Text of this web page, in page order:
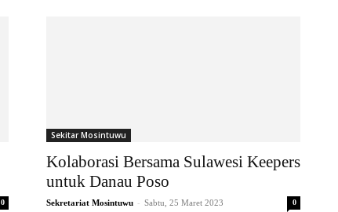
0
Sekitar Mosintuwu
Kolaborasi Bersama Sulawesi Keepers
untuk Danau Poso
Sekretariat Mosintuwu - Sabtu, 25 Maret 2023 0